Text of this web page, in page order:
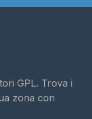
GPL. Trova i
zona con